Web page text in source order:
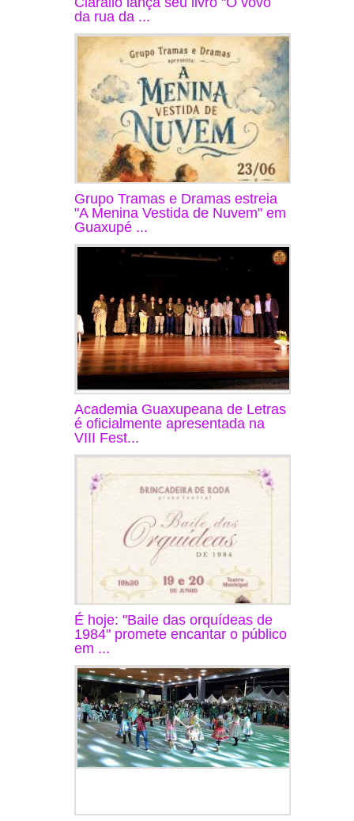
da rua da ...
Grupo Tramas e Dramas estreia
"A Menina Vestida de Nuvem" em
Guaxupé ...
Academia Guaxupeana de Letras
é oficialmente apresentada na
VIII Fest...
É hoje: "Baile das orquídeas de
1984" promete encantar o público
em ...